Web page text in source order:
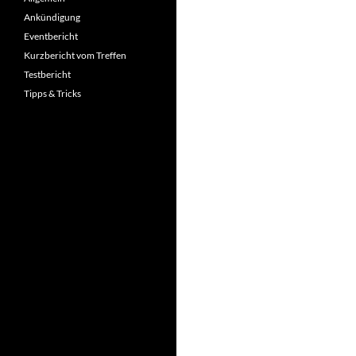
Ankündigung
Eventbericht
Kurzbericht vom Treffen
Testbericht
Tipps & Tricks